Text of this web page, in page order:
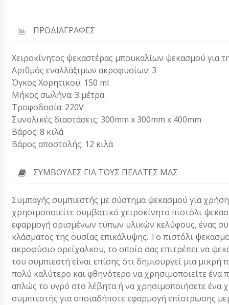
ΠΡΟΔΙΑΓΡΑΦΕΣ
Χειροκίνητος ψεκαστέρας μπουκαλίων ψεκασμού για
Αριθμός εναλλάξιμων ακροφυσίων: 3
Όγκος Χορητικού: 150 ml
Μήκος σωλήνα: 3 μέτρα
Τροφοδοσία: 220V
Συνολικές διαστάσεις: 300mm x 300mm x 400mm
Βάρος: 8 κιλά
Βάρος αποστολής: 12 κιλά
ΣΥΜΒΟΥΛΈΣ ΓΙΑ ΤΟΥΣ ΠΕΛΆΤΕΣ ΜΑΣ
Συμπαγής συμπιεστής με σύστημα ψεκασμού για
χρησιμοποιείτε συμβατικό χειροκίνητο πιστόλι
εφαρμογή ορισμένων τύπων υλικών κελύφους, ένας
κλάσματος της ουσίας επικάλυψης. Το πιστόλι
ακροφύσιο ορείχαλκου, το οποίο σας επιτρέπει να
του συμπιεστή είναι επίσης ότι δημιουργεί μια μικρή
πολύ καλύτερο και φθηνότερο να χρησιμοποιείτε
απλώς το υγρό στο λέβητα ή να χρησιμοποιήσετε ένα
συμπιεστής για οποιαδήποτε εφαρμογή επίστρωσης